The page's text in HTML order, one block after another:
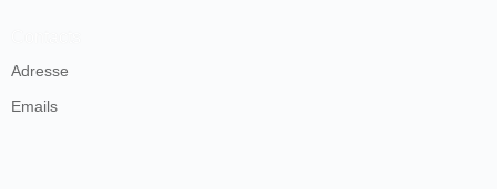
Adresse
Emails